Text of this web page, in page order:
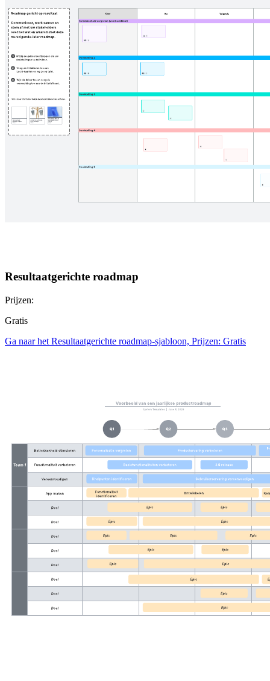
Resultaatgerichte roadmap
Prijzen:
Gratis
Ga naar het Resultaatgerichte roadmap-sjabloon, Prijzen: Gratis